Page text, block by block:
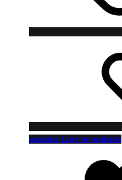
souhaits Liste de souhaits